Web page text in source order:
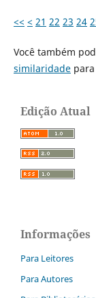
<< < 21 22 23 24
Você também
similaridadepara
Edição Atual
Informações
Para Leitores
Para Autores